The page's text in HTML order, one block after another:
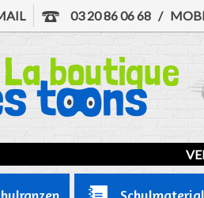
03 20 86 06 68 /